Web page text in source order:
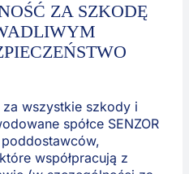
ZA SZKODĘ
wszystkie szkody i
spółce SENZOR
współpracują z